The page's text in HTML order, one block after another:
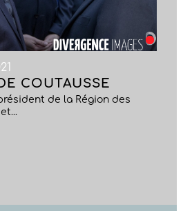
COUTAUSSE
de la Région des